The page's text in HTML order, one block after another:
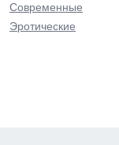
Современные
Эротические